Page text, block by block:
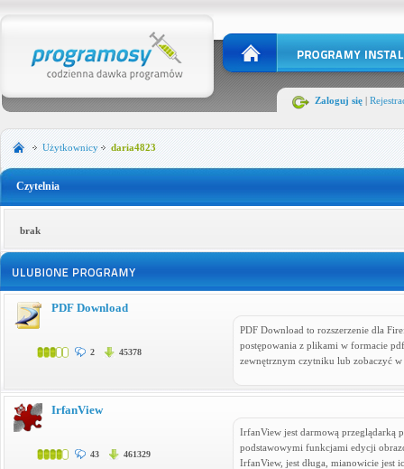
Zaloguj się |
Użytkownicy daria4823
Czytelnia
brak
PDF Download to rozszerzenie dla
postępowania z plikami w formacie
zewnętrznym czytniku lub zobaczyć
PDF Download
2 45378
IrfanView jest darmową
podstawowymi funkcjami edycji
IrfanView, jest długa, mianowicie jest
IrfanView
43 461329